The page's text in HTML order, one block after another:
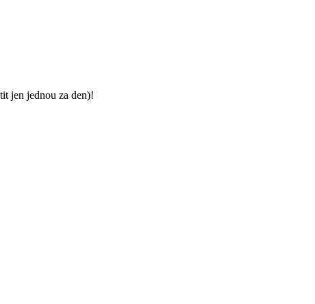
jen jednou za den)!